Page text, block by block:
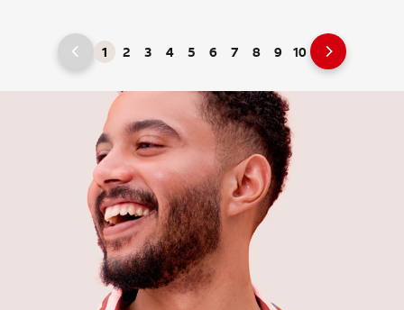
1 2 3 4 5 6 7 8 9 10